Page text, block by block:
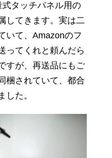
タッチパネル用の
してきます。実は二
いて、Amazonのフ
ってくれと頼んだら
すが、再送品にもご
梱されていて、都合
した。